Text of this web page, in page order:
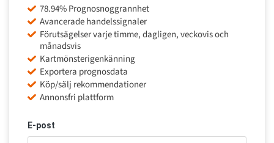
E-post
78.94% Prognosnoggrannhet
Avancerade handelssignaler
Förutsägelser varje timme, dagligen, veckovis och
månadsvis
Kartmönsterigenkänning
Exportera prognosdata
Köp/sälj rekommendationer
Annonsfri plattform